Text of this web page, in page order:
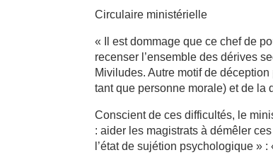
Circulaire ministérielle
« Il est dommage que ce chef de
recenser l’ensemble des dérives
Miviludes. Autre motif de
tant que personne morale) et de la
Conscient de ces difficultés, le
: aider les magistrats à démêler
l’état de sujétion psychologique »